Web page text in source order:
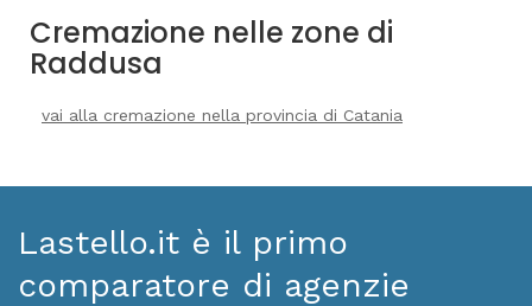
Cremazione nelle zone di
Raddusa
vai alla cremazione nella provincia di Catania
Lastello.it è il primo
comparatore di agenzie